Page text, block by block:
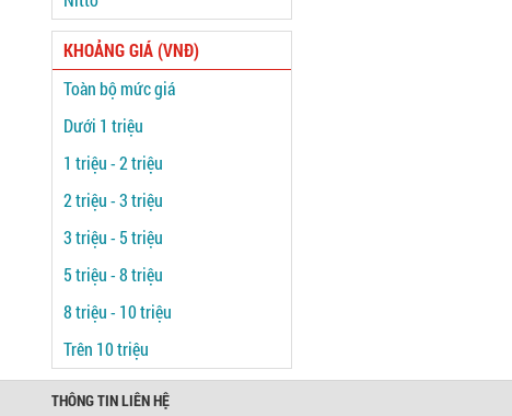
KHOẢNG GIÁ (VNĐ)
Toàn bộ mức giá
Dưới 1 triệu
1 triệu - 2 triệu
2 triệu - 3 triệu
3 triệu - 5 triệu
5 triệu - 8 triệu
8 triệu - 10 triệu
Trên 10 triệu
THÔNG TIN LIÊN HỆ